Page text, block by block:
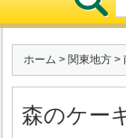
ホーム > 関東地方 >
森のケー